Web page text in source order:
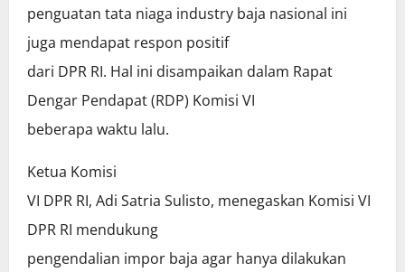
penguatan tata niaga industry baja nasional ini
juga mendapat respon positif
dari DPR RI. Hal ini disampaikan dalam Rapat
Dengar Pendapat (RDP) Komisi VI
beberapa waktu lalu.
Ketua Komisi
VI DPR RI, Adi Satria Sulisto, menegaskan Komisi VI
DPR RI mendukung
pengendalian impor baja agar hanya dilakukan